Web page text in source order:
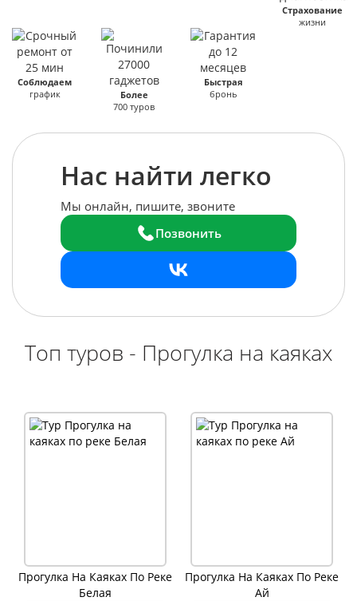
Страхование
жизни
Соблюдаем
график
Более
700 туров
Быстрая
бронь
Нас найти легко
Мы онлайн, пишите, звоните
Позвонить
Топ туров - Прогулка на каяках
Прогулка На Каяках По Реке
Белая
Прогулка На Каяках По Реке
Ай